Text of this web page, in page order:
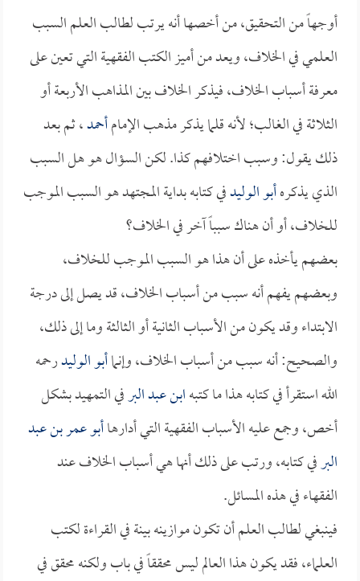
أوجهاً من التحقيق، من أخصها أنه يرتب لطالب العلم السبب
العلمي في الخلاف، ويعد من أميز الكتب الفقهية التي تعين على
معرفة أسباب الخلاف، فيذكر الخلاف بين المذاهب الأربعة أو
الثلاثة في الغالب؛ لأنه قلما يذكر مذهب الإمامأحمد، ثم بعد
ذلك يقول: وسبب اختلافهم كذا. لكن السؤال هو هل السبب
الذي يذكرهأبو الوليدفي كتابه بداية المجتهد هو السبب الموجب
للخلاف، أو أن هناك سبباً آخر في الخلاف؟
بعضهم يأخذه على أن هذا هو السبب الموجب للخلاف،
وبعضهم يفهم أنه سبب من أسباب الخلاف، قد يصل إلى درجة
الابتداء وقد يكون من الأسباب الثانية أو الثالثة وما إلى ذلك،
والصحيح: أنه سبب من أسباب الخلاف، وإنماأبو الوليدرحمه
الله استقرأ في كتابه هذا ما كتبهابن عبد البرفي التمهيد بشكل
أخص، وجمع عليه الأسباب الفقهية التي أدارهاأبو عمر بن عبد
البرفي كتابه، ورتب على ذلك أنها هي أسباب الخلاف عند
الفقهاء في هذه المسائل.
فينبغي لطالب العلم أن تكون موازينه بينة في القراءة لكتب
العلماء، فقد يكون هذا العالم ليس محققاً في باب ولكنه محقق في